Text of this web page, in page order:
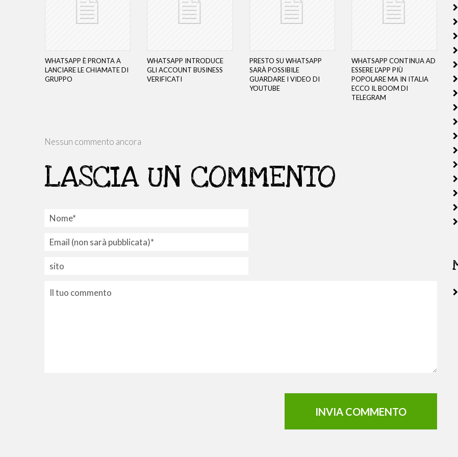
WHATSAPP È PRONTA A
LANCIARE LE CHIAMATE DI
GRUPPO
WHATSAPP INTRODUCE
GLI ACCOUNT BUSINESS
VERIFICATI
PRESTO SU WHATSAPP
SARÀ POSSIBILE
GUARDARE I VIDEO DI
YOUTUBE
WHATSAPP CONTINUA AD
ESSERE L’APP PIÙ
POPOLARE MA IN ITALIA
ECCO IL BOOM DI
TELEGRAM
Nessun commento ancora
LASCIA UN COMMENTO